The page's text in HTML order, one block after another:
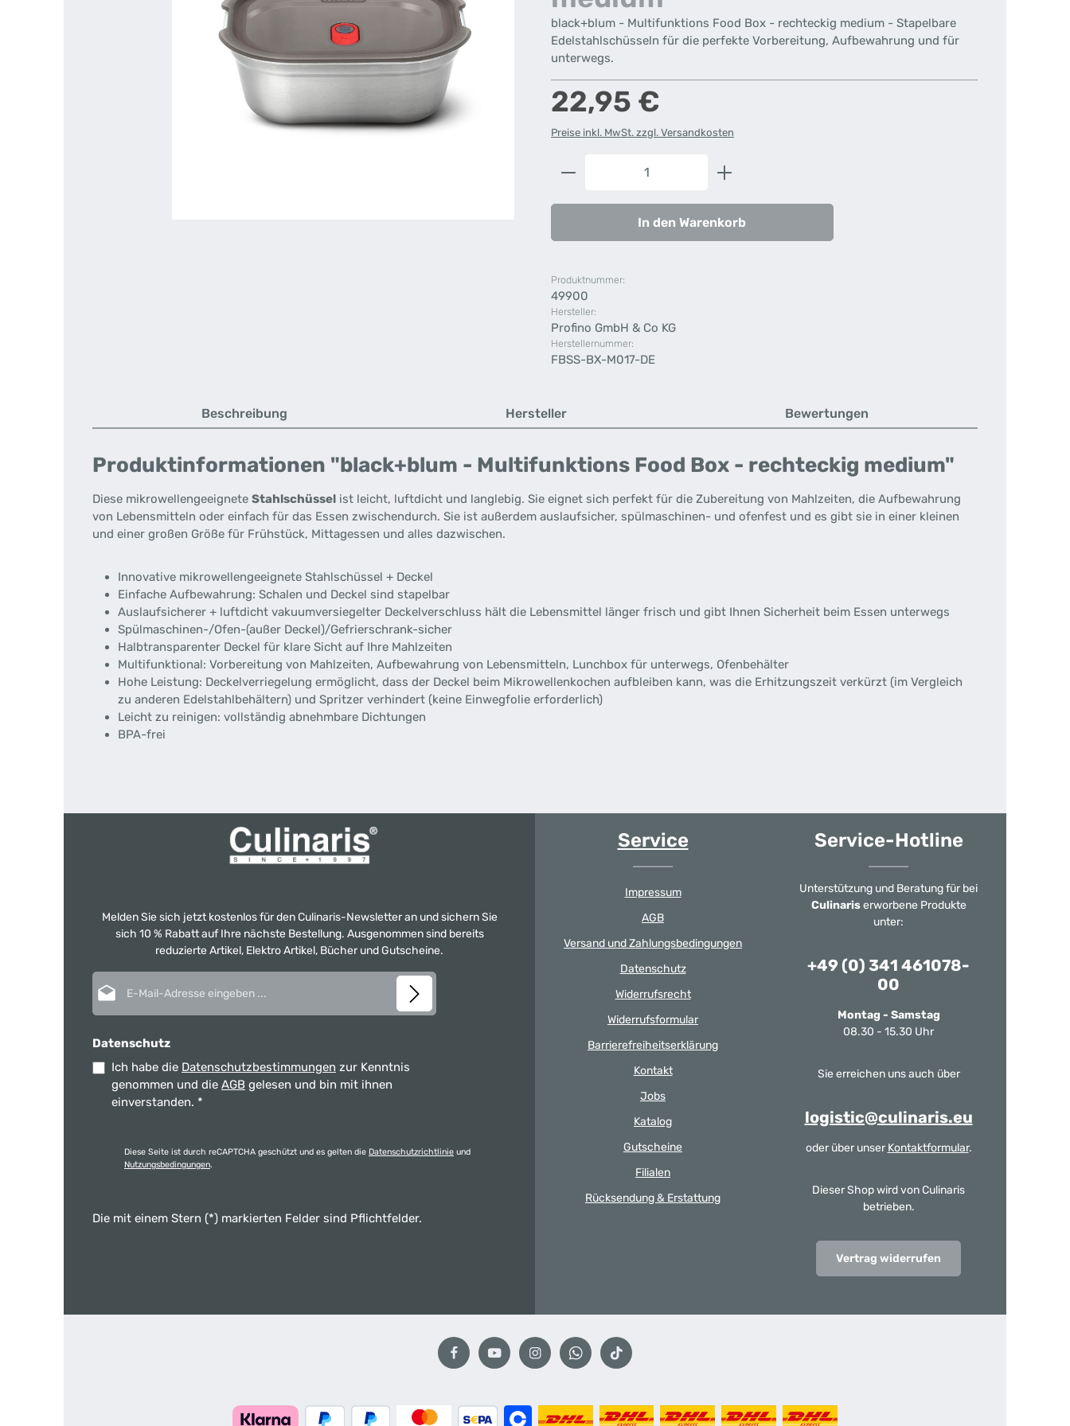
black+blum - Multifunktions Food Box - rechteckig medium - Stapelbare
Edelstahlschüsseln für die perfekte Vorbereitung, Aufbewahrung und für
unterwegs.
Regulärer Preis:
22,95 €
Preise inkl. MwSt. zzgl. Versandkosten
Produkt Anzahl: Gib den gewünschten Wert ein oder
In den Warenkorb
Produktnummer:
49900
Hersteller:
Profino GmbH & Co KG
Herstellernummer:
FBSS-BX-M017-DE
Beschreibung Hersteller Bewertungen
Produktinformationen "black+blum - Multifunktions Food Box - rechteckig medium"
Diese mikrowellengeeignete Stahlschüssel ist leicht, luftdicht und langlebig. Sie eignet sich perfekt für die Zubereitung von Mahlzeiten, die Aufbewahrung
von Lebensmitteln oder einfach für das Essen zwischendurch. Sie ist außerdem auslaufsicher, spülmaschinen- und ofenfest und es gibt sie in einer kleinen
und einer großen Größe für Frühstück, Mittagessen und alles dazwischen.
Innovative mikrowellengeeignete Stahlschüssel + Deckel
Einfache Aufbewahrung: Schalen und Deckel sind stapelbar
Auslaufsicherer + luftdicht vakuumversiegelter Deckelverschluss hält die Lebensmittel länger frisch und gibt Ihnen Sicherheit beim Essen unterwegs
Spülmaschinen-/Ofen-(außer Deckel)/Gefrierschrank-sicher
Halbtransparenter Deckel für klare Sicht auf Ihre Mahlzeiten
Multifunktional: Vorbereitung von Mahlzeiten, Aufbewahrung von Lebensmitteln, Lunchbox für unterwegs, Ofenbehälter
Hohe Leistung: Deckelverriegelung ermöglicht, dass der Deckel beim Mikrowellenkochen aufbleiben kann, was die Erhitzungszeit verkürzt (im Vergleich
zu anderen Edelstahlbehältern) und Spritzer verhindert (keine Einwegfolie erforderlich)
Leicht zu reinigen: vollständig abnehmbare Dichtungen
BPA-frei
Melden Sie sich jetzt kostenlos für den Culinaris-Newsletter an und sichern Sie
sich 10 % Rabatt auf Ihre nächste Bestellung. Ausgenommen sind bereits
reduzierte Artikel, Elektro Artikel, Bücher und Gutscheine.
Datenschutz
Ich habe die Datenschutzbestimmungen zur Kenntnis
genommen und die AGB gelesen und bin mit ihnen
einverstanden. *
Diese Seite ist durch reCAPTCHA geschützt und es gelten die Datenschutzrichtlinie und
Nutzungsbedingungen.
Die mit einem Stern (*) markierten Felder sind Pflichtfelder.
Service
Impressum
AGB
Versand und Zahlungsbedingungen
Datenschutz
Widerrufsrecht
Widerrufsformular
Barrierefreiheitserklärung
Kontakt
Jobs
Katalog
Gutscheine
Filialen
Rücksendung & Erstattung
Service-Hotline
Unterstützung und Beratung für bei
Culinariserworbene Produkte
unter:
+49 (0) 341 461078-
00
Montag - Samstag
08.30 - 15.30 Uhr
Sie erreichen uns auch über
logistic@culinaris.eu
oder über unser Kontaktformular.
Dieser Shop wird von Culinaris
betrieben.
Vertrag widerrufen